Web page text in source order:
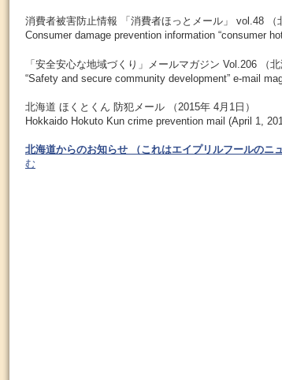
消費者被害防止情報 「消費者ほっとメール」 vol.48 （
Consumer damage prevention information “consumer
「安全安心な地域づくり」メールマガジン Vol.206 （北
“Safety and secure community development” e-mail
北海道 ほくとくん 防犯メール （2015年 4月1日）
Hokkaido Hokuto Kun crime prevention mail (April 1,
北海道からのお知らせ （これはエイプリルフールのニ
む